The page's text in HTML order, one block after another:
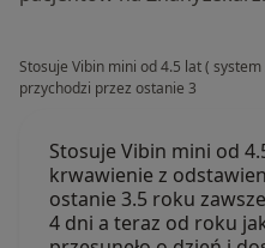
Stosuje Vibin mini od 4.5 lat (
przychodzi przez ostanie 3
Stosuje Vibin mini od
krwawienie z
ostanie 3.5 roku
4 dni a teraz od roku